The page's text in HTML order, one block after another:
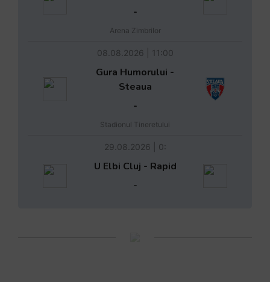
-
Arena Zimbrilor
08.08.2026 | 11:00
Gura Humorului -
Steaua
-
Stadionul Tineretului
29.08.2026 | 0:
U Elbi Cluj - Rapid
-